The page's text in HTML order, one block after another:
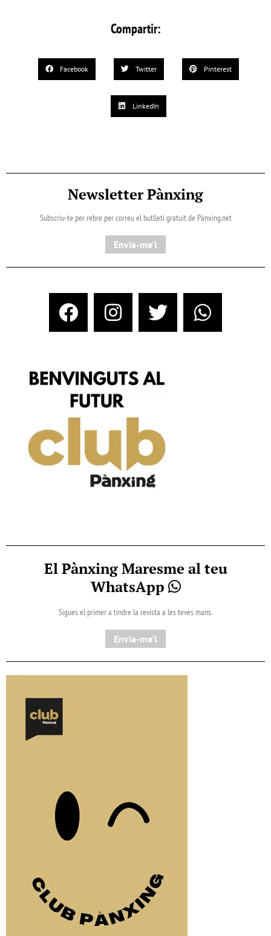
Compartir:
Facebook Twitter Pinterest
LinkedIn
Newsletter Pànxing
Subscriu-te per rebre per correu el butlletí gratuït de Pànxing.net​
Envia-me'l
El Pànxing Maresme al teu
WhatsApp
Sigues el primer a tindre la revista a les teves mans.
Envia-me'l